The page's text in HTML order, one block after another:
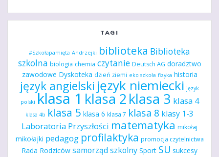
TAGI
#Szkołapamięta Andrzejki biblioteka Biblioteka
szkolna biologia chemia czytanie Deutsch AG doradztwo
zawodowe Dyskoteka dzień ziemi eko szkoła fizyka historia
język angielski język niemiecki język
polski klasa 1 klasa 2klasa 3 klasa 4
klasa 4b klasa 5 klasa 6 klasa 7 klasa 8 klasy 1-3
Laboratoria Przyszłości matematyka mikołaj
mikołajki pedagog profilaktyka promocja czytelnictwa
Rada Rodziców samorząd szkolny Sport SU sukcesy